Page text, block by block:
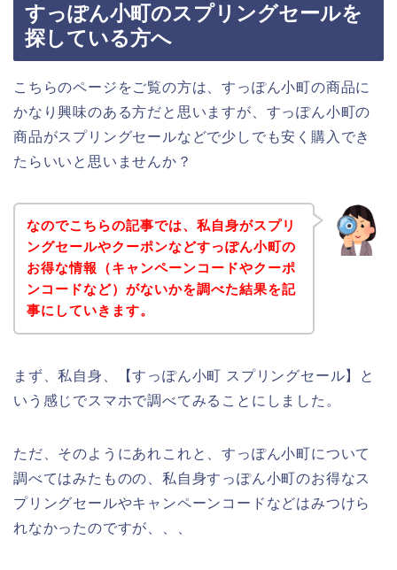
すっぽん小町のスプリングセールを
探している方へ
こちらのページをご覧の方は、すっぽん小町の商品に
かなり興味のある方だと思いますが、すっぽん小町の
商品がスプリングセールなどで少しでも安く購入でき
たらいいと思いませんか？
なのでこちらの記事では、私自身がスプリ
ングセールやクーポンなどすっぽん小町の
お得な情報（キャンペーンコードやクーポ
ンコードなど）がないかを調べた結果を記
事にしていきます。
まず、私自身、【すっぽん小町 スプリングセール】と
いう感じでスマホで調べてみることにしました。
ただ、そのようにあれこれと、すっぽん小町について
調べてはみたものの、私自身すっぽん小町のお得なス
プリングセールやキャンペーンコードなどはみつけら
れなかったのですが、、、